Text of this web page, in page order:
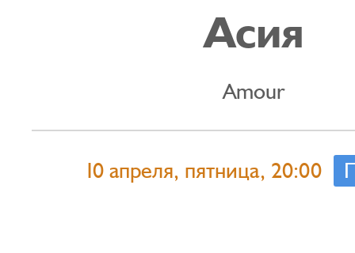
Асия
Amour
10 апреля, пятница, 20:00